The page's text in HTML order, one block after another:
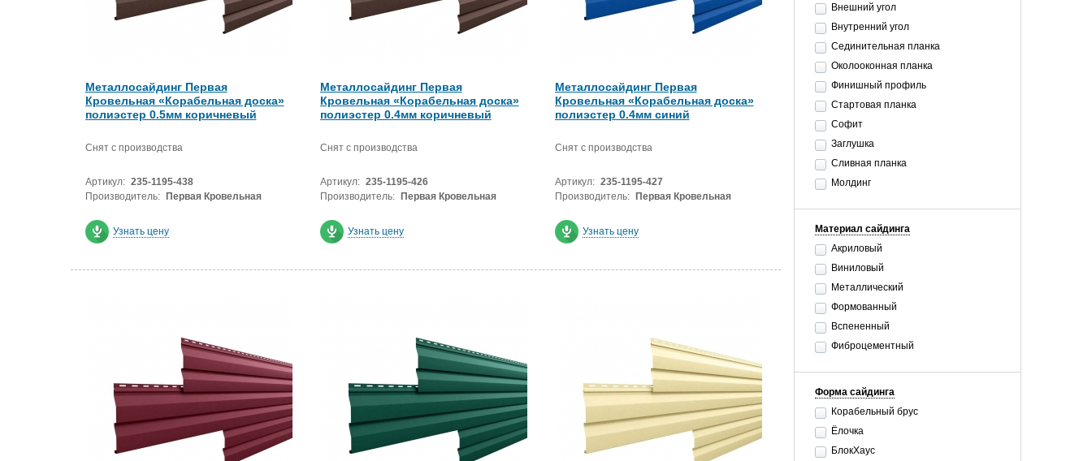
Внешний угол
Внутренний угол
Сединительная планка
Околооконная планка
Финишный профиль
Стартовая планка
Софит
Заглушка
Сливная планка
Молдинг
Материал сайдинга
Акриловый
Виниловый
Металлический
Формованный
Вспененный
Фиброцементный
Форма сайдинга
Корабельный брус
Ёлочка
БлокХаус
Металлосайдинг Первая
Кровельная «Корабельная доска»
полиэстер 0.5мм коричневый
Снят с производства
Артикул: 235-1195-438
Производитель:
Первая Кровельная
Узнать цену
Металлосайдинг Первая
Кровельная «Корабельная доска»
полиэстер 0.4мм коричневый
Снят с производства
Артикул: 235-1195-426
Производитель:
Первая Кровельная
Узнать цену
Металлосайдинг Первая
Кровельная «Корабельная доска»
полиэстер 0.4мм синий
Снят с производства
Артикул: 235-1195-427
Производитель:
Первая Кровельная
Узнать цену